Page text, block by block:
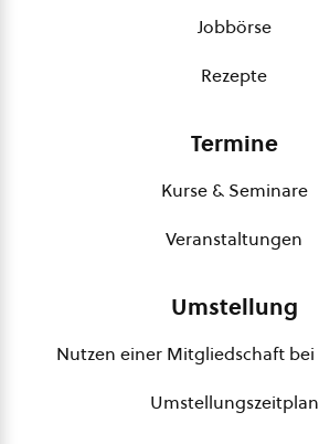
Jobbörse
Rezepte
Termine
Kurse & Seminare
Veranstaltungen
Umstellung
Nutzen einer Mitgliedschaft bei
Umstellungszeitplan